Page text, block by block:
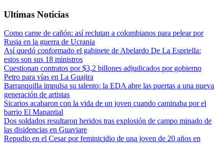
Ultimas Noticias
Como carne de cañón: así reclutan a colombianos para pelear por
Rusia en la guerra de Ucrania
Así quedó conformado el gabinete de Abelardo De La Espriella:
estos son sus 18 ministros
Cuestionan contratos por $3,2 billones adjudicados por gobierno
Petro para vías en La Guajira
Barranquilla impulsa su talento: la EDA abre las puertas a una nueva
generación de artistas
Sicarios acabaron con la vida de un joven cuando caminaba por el
barrio El Manantial
Dos soldados resultaron heridos tras explosión de campo minado de
las disidencias en Guaviare
Repudio en el Cesar por feminicidio de una joven de 20 años en